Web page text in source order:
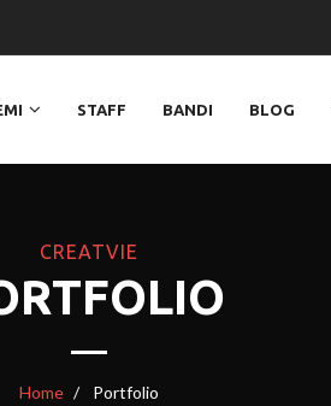
STAFF BANDI BLOG
CREATVIE
Home Portfolio